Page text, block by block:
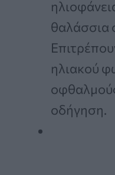
θαλάσσια
ηλιακού
οδήγηση.